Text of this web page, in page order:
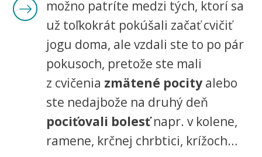
možno patríte medzi tých, ktorí sa
už toľkokrát pokúšali začať cvičiť
jogu doma, ale vzdali ste to po pár
pokusoch, pretože ste mali
z cvičenia zmätené pocity alebo
ste nedajbože na druhý deň
pociťovali bolesťnapr. v kolene,
ramene, krčnej chrbtici, krížoch…